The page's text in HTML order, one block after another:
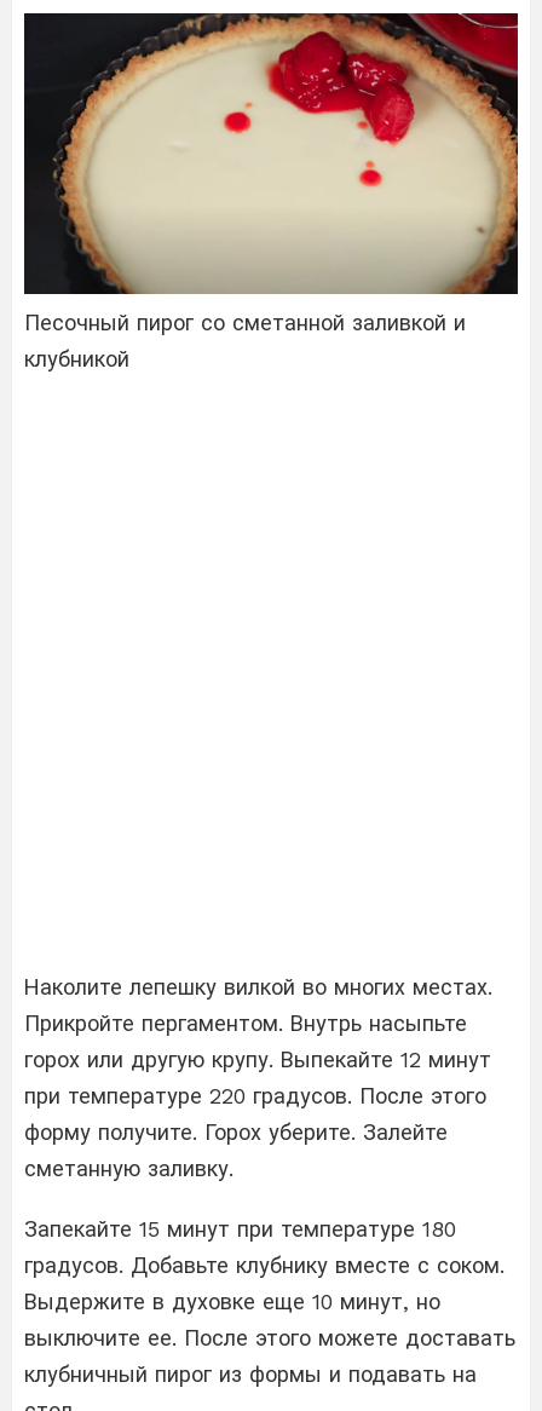
Песочный пирог со сметанной заливкой и
клубникой
Наколите лепешку вилкой во многих местах.
Прикройте пергаментом. Внутрь насыпьте
горох или другую крупу. Выпекайте 12 минут
при температуре 220 градусов. После этого
форму получите. Горох уберите. Залейте
сметанную заливку.
Запекайте 15 минут при температуре 180
градусов. Добавьте клубнику вместе с соком.
Выдержите в духовке еще 10 минут, но
выключите ее. После этого можете доставать
клубничный пирог из формы и подавать на